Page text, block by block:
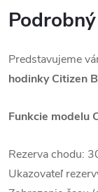
Predstavujeme
hodinky Citizen
Funkcie modelu
Rezerva chodu:
Ukazovateľ